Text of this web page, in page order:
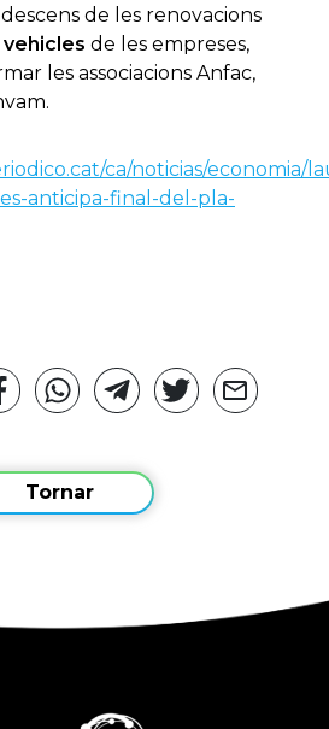
de les renovacions
de les empreses,
les associacions Anfac,
ca/noticias/economia/
anticipa-final-del-pla-
Tornar